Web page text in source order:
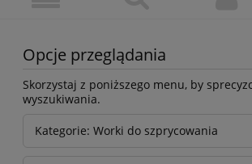
Opcje przeglądania
Skorzystaj z poniższego menu, by
wyszukiwania.
Kategorie: Worki do szprycowania